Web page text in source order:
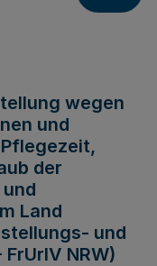
wegen
und
der
Land
und
NRW)